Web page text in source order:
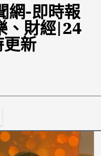
網-即時報
、財經|24
新